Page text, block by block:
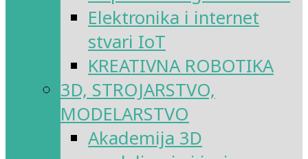
Elektronika i internet
stvari IoT
KREATIVNA ROBOTIKA
3D, STROJARSTVO,
MODELARSTVO
Akademija 3D